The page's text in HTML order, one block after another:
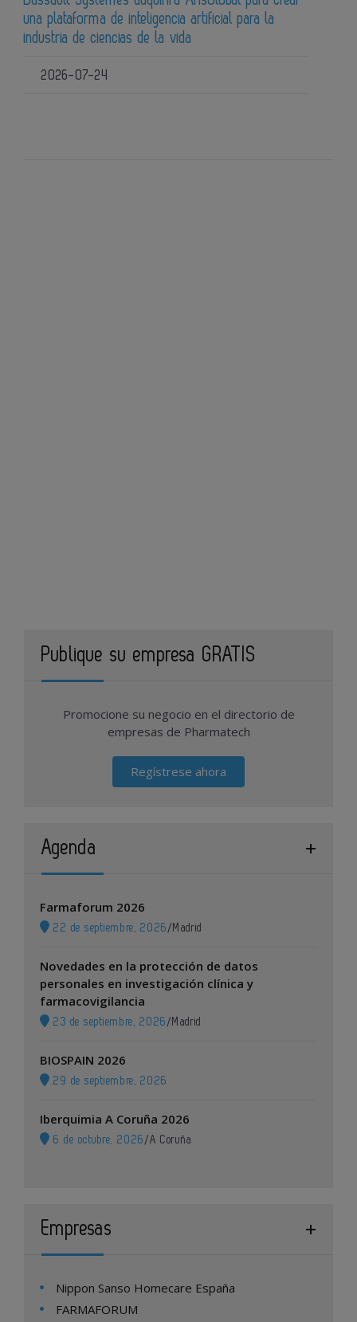
una plataforma de inteligencia artificial para la
industria de ciencias de la vida
2026-07-24
Publique su empresa GRATIS
Promocione su negocio en el directorio de
empresas de Pharmatech
Regístrese ahora
Agenda
Farmaforum 2026
22 de septiembre, 2026 / Madrid
Novedades en la protección de datos
personales en investigación clínica y
farmacovigilancia
23 de septiembre, 2026 / Madrid
BIOSPAIN 2026
29 de septiembre, 2026
Iberquimia A Coruña 2026
6 de octubre, 2026 /A Coruña
Empresas
Nippon Sanso Homecare España
FARMAFORUM